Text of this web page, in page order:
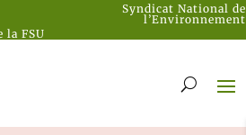
Syndicat National de
l’Environnement
la FSU